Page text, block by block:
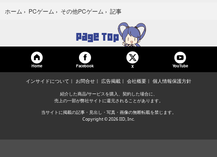
ホーム › PCゲーム › その他PCゲーム › 記事
Home Facebook X YouTube
インサイドについて お問合せ 広告掲載 会社概要 個人情報保護方針
紹介した商品/サービスを購入、契約した場合に、
売上の一部が弊社サイトに還元されることがあります。
当サイトに掲載の記事・見出し・写真・画像の無断転載を禁じます。
Copyright © 2026 IID, Inc.